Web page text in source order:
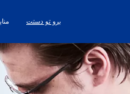
برو تو دستت